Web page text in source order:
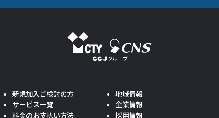
新規加入ご検討の方
サービス一覧
料金のお支払い方法
地域情報
企業情報
採用情報